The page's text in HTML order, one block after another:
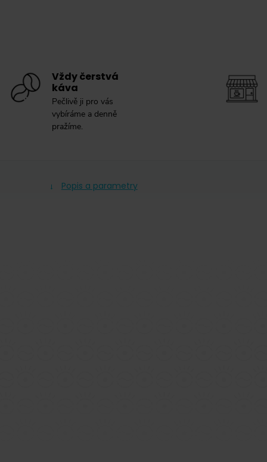
Vždy čerstvá
káva
Pečlivě ji pro vás
vybíráme a denně
pražíme.
Popis a parametry